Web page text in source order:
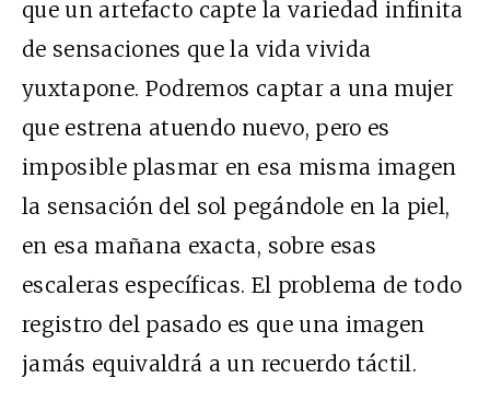
que un artefacto capte la variedad infinita
de sensaciones que la vida vivida
yuxtapone. Podremos captar a una mujer
que estrena atuendo nuevo, pero es
imposible plasmar en esa misma imagen
la sensación del sol pegándole en la piel,
en esa mañana exacta, sobre esas
escaleras específicas. El problema de todo
registro del pasado es que una imagen
jamás equivaldrá a un recuerdo táctil.